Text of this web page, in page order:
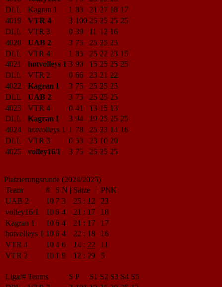
DLL
Kagran 1 1 83 21 27 18 17
4019
VTR 4 3 100 25 25 25 25
DLL
VTR 3 0 39 11 12 16
4020
UAB 2 3 75 25 25 25
DLL
VTR 4 1 85 25 22 23 15
4021
hotvolleys 1 3 90 15 25 25 25
DLL
VTR 2 0 66 23 21 22
4022
Kagran 1 3 75 25 25 25
DLL
UAB 2 3 75 25 25 25
4023
VTR 4 0 41 13 15 13
DLL
Kagran 1 3 94 19 25 25 25
4024
hotvolleys 1 1 78 25 23 14 16
DLL
VTR 3 0 53 23 10 20
4025
volley16/1 3 75 25 25 25
Platzierungsrunde (2024/2025)
Team
# S N | Sätze | PNK
UAB 2
10 7 3 25 : 12
23
volley16/1
10 6 4 21 : 17
18
Kagran 1
10 6 4 21 : 17
17
hotvolleys 1 10 6 4 22 : 18
16
VTR 4
10 4 6 14 : 22
11
VTR 2
10 1 9 12 : 29 5
Liga/# Teams S P S1 S2 S3 S4 S5